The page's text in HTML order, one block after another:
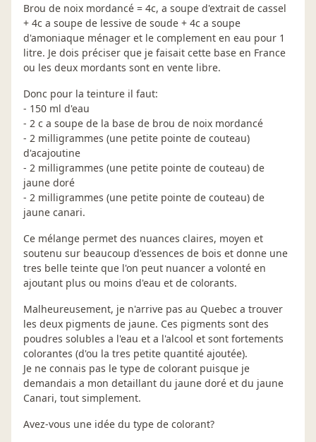
Brou de noix mordancé = 4c, a soupe d'extrait de cassel
+ 4c a soupe de lessive de soude + 4c a soupe
d'amoniaque ménager et le complement en eau pour 1
litre. Je dois préciser que je faisait cette base en France
ou les deux mordants sont en vente libre.
Donc pour la teinture il faut:
- 150 ml d'eau
- 2 c a soupe de la base de brou de noix mordancé
- 2 milligrammes (une petite pointe de couteau)
d'acajoutine
- 2 milligrammes (une petite pointe de couteau) de
jaune doré
- 2 milligrammes (une petite pointe de couteau) de
jaune canari.
Ce mélange permet des nuances claires, moyen et
soutenu sur beaucoup d'essences de bois et donne une
tres belle teinte que l'on peut nuancer a volonté en
ajoutant plus ou moins d'eau et de colorants.
Malheureusement, je n'arrive pas au Quebec a trouver
les deux pigments de jaune. Ces pigments sont des
poudres solubles a l'eau et a l'alcool et sont fortements
colorantes (d'ou la tres petite quantité ajoutée).
Je ne connais pas le type de colorant puisque je
demandais a mon detaillant du jaune doré et du jaune
Canari, tout simplement.
Avez-vous une idée du type de colorant?